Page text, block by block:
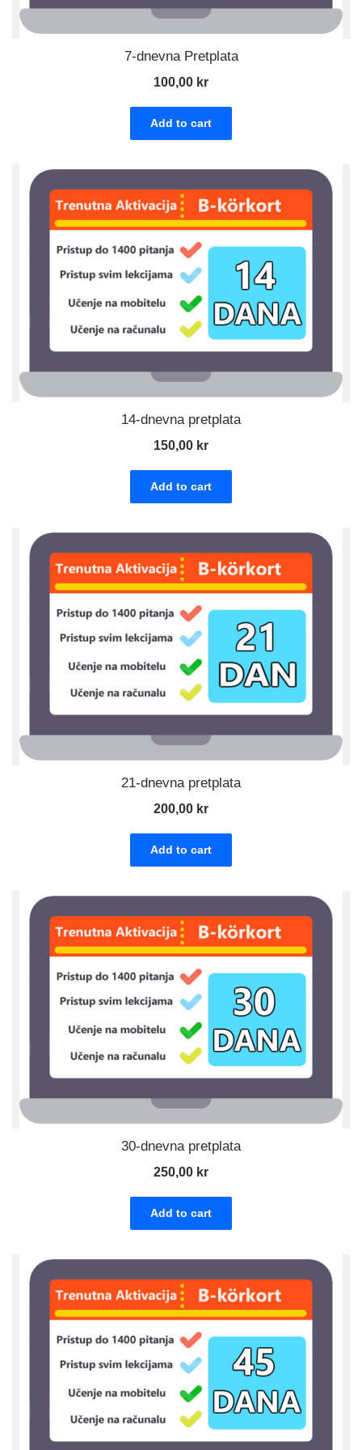
7-dnevna Pretplata
100,00 kr
Add to cart
14-dnevna pretplata
150,00 kr
Add to cart
21-dnevna pretplata
200,00 kr
Add to cart
30-dnevna pretplata
250,00 kr
Add to cart